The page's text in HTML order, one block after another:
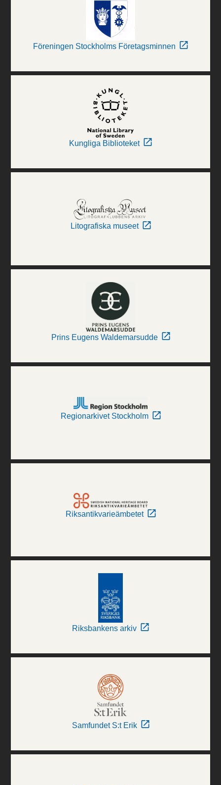
Föreningen Stockholms Företagsminnen
Kungliga Biblioteket
Litografiska museet
Prins Eugens Waldemarsudde
Regionarkivet Stockholm
Riksantikvarieämbetet
Riksbankens arkiv
Samfundet S:t Erik